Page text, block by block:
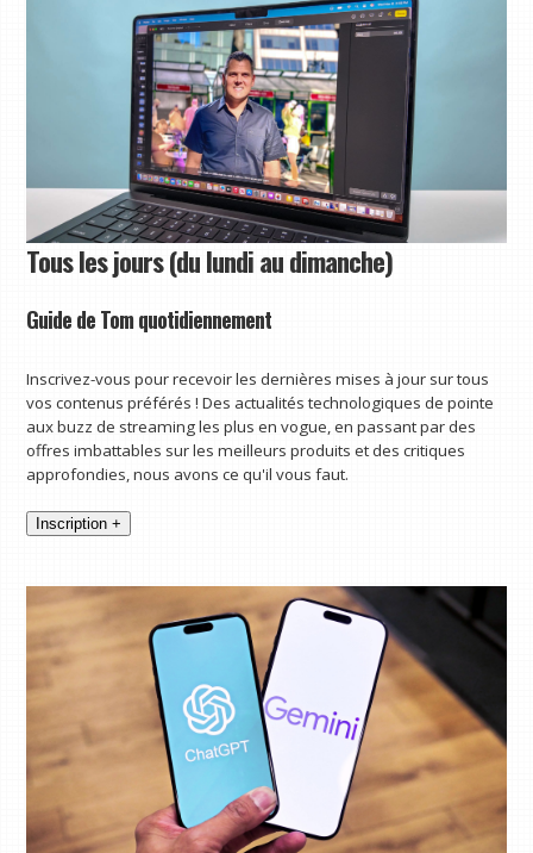
Tous les jours (du lundi au dimanche)
Guide de Tom quotidiennement
Inscrivez-vous pour recevoir les dernières mises à jour sur tous
vos contenus préférés ! Des actualités technologiques de pointe
aux buzz de streaming les plus en vogue, en passant par des
offres imbattables sur les meilleurs produits et des critiques
approfondies, nous avons ce qu'il vous faut.
Inscription +